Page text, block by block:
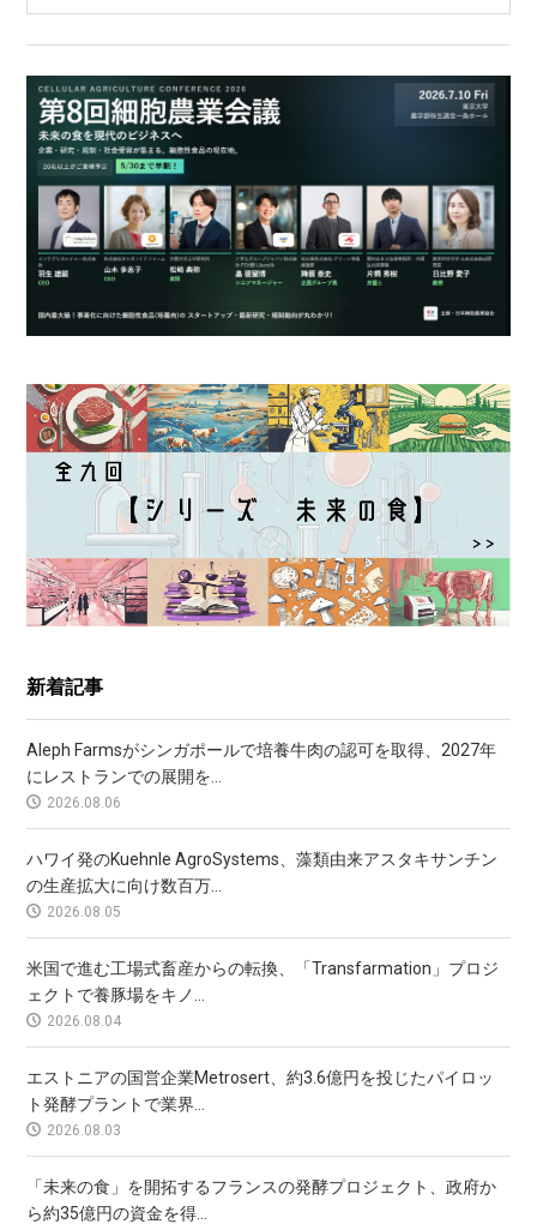
新着記事
Aleph Farmsがシンガポールで培養牛肉の認可を取得、2027年
にレストランでの展開を...
2026.08.06
ハワイ発のKuehnle AgroSystems、藻類由来アスタキサンチン
の生産拡大に向け数百万...
2026.08.05
米国で進む工場式畜産からの転換、「Transfarmation」プロジ
ェクトで養豚場をキノ...
2026.08.04
エストニアの国営企業Metrosert、約3.6億円を投じたパイロッ
ト発酵プラントで業界...
2026.08.03
「未来の食」を開拓するフランスの発酵プロジェクト、政府か
ら約35億円の資金を得...